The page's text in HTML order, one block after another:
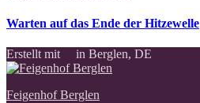
Warten auf das Ende der Hitzewelle
Erstellt mit in Berglen, DE
Feigenhof Berglen